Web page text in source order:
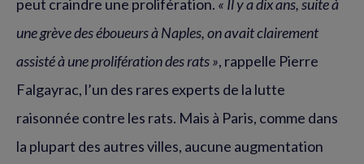
peut craindre une prolifération. « Il y a dix ans, suite à
une grève des éboueurs à Naples, on avait clairement
assisté à une prolifération des rats », rappelle Pierre
Falgayrac, l’un des rares experts de la lutte
raisonnée contre les rats. Mais à Paris, comme dans
la plupart des autres villes, aucune augmentation